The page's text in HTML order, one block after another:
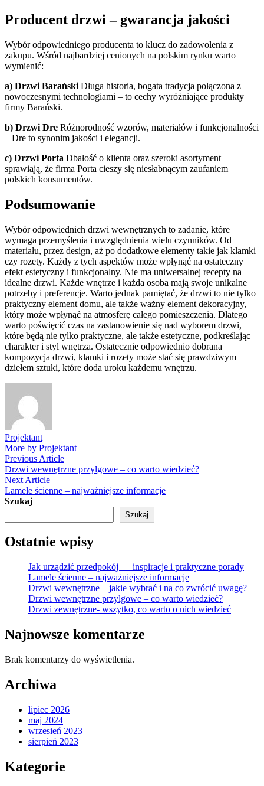
Producent drzwi – gwarancja jakości
Wybór odpowiedniego producenta to klucz do zadowolenia z
zakupu. Wśród najbardziej cenionych na polskim rynku warto
wymienić:
a) Drzwi Barański Długa historia, bogata tradycja połączona z
nowoczesnymi technologiami – to cechy wyróżniające produkty
firmy Barański.
b) Drzwi Dre Różnorodność wzorów, materiałów i funkcjonalności
– Dre to synonim jakości i elegancji.
c) Drzwi Porta Dbałość o klienta oraz szeroki asortyment
sprawiają, że firma Porta cieszy się niesłabnącym zaufaniem
polskich konsumentów.
Podsumowanie
Wybór odpowiednich drzwi wewnętrznych to zadanie, które
wymaga przemyślenia i uwzględnienia wielu czynników. Od
materiału, przez design, aż po dodatkowe elementy takie jak klamki
czy rozety. Każdy z tych aspektów może wpłynąć na ostateczny
efekt estetyczny i funkcjonalny. Nie ma uniwersalnej recepty na
idealne drzwi. Każde wnętrze i każda osoba mają swoje unikalne
potrzeby i preferencje. Warto jednak pamiętać, że drzwi to nie tylko
praktyczny element domu, ale także ważny element dekoracyjny,
który może wpłynąć na atmosferę całego pomieszczenia. Dlatego
warto poświęcić czas na zastanowienie się nad wyborem drzwi,
które będą nie tylko praktyczne, ale także estetyczne, podkreślając
charakter i styl wnętrza. Ostatecznie odpowiednio dobrana
kompozycja drzwi, klamki i rozety może stać się prawdziwym
dziełem sztuki, które doda uroku każdemu wnętrzu.
Projektant
More by Projektant
Nawigacja
wpisu
Previous ArticlePrevious
article:
Drzwi wewnętrzne przylgowe – co warto wiedzieć?
Next ArticleNext
article:
Lamele ścienne – najważniejsze informacje
Szukaj
Szukaj
Ostatnie wpisy
Jak urządzić przedpokój — inspiracje i praktyczne porady
Lamele ścienne – najważniejsze informacje
Drzwi wewnętrzne – jakie wybrać i na co zwrócić uwagę?
Drzwi wewnętrzne przylgowe – co warto wiedzieć?
Drzwi zewnętrzne- wszytko, co warto o nich wiedzieć
Najnowsze komentarze
Brak komentarzy do wyświetlenia.
Archiwa
lipiec 2026
maj 2024
wrzesień 2023
sierpień 2023
Kategorie